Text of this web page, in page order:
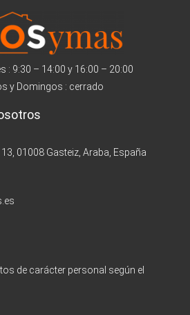
: 9:30 – 14:00 y 16:00 – 20:00
y Domingos : cerrado
01008 Gasteiz, Araba, España
de carácter personal según el